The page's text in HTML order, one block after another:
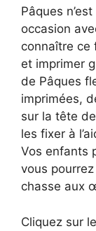
Pâques
occasion
connaître ce
et imprimer
de Pâques
imprimées,
sur la tête
les fixer à
Vos enfants
vous
chasse aux
Cliquez sur